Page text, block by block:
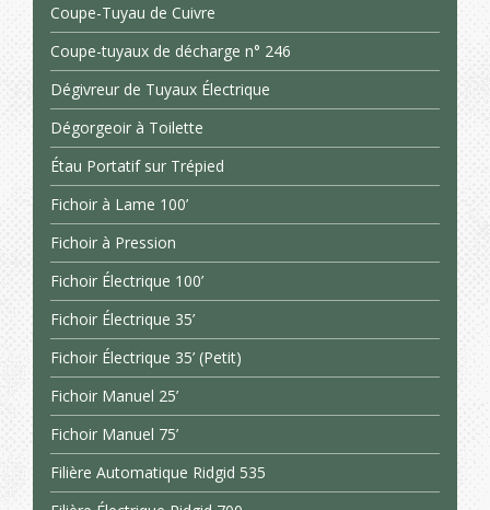
Coupe-Tuyau de Cuivre
Coupe-tuyaux de décharge n° 246
Dégivreur de Tuyaux Électrique
Dégorgeoir à Toilette
Étau Portatif sur Trépied
Fichoir à Lame 100’
Fichoir à Pression
Fichoir Électrique 100’
Fichoir Électrique 35’
Fichoir Électrique 35’ (Petit)
Fichoir Manuel 25’
Fichoir Manuel 75’
Filière Automatique Ridgid 535